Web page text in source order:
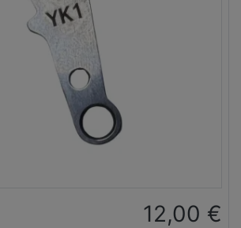
12,00 €